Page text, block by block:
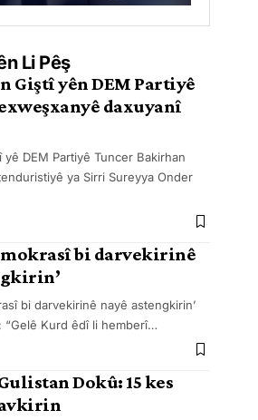
Li Pêş
Giştî yên DEM Partiyê
daxuyanî
DEM Partiyê Tuncer Bakirhan
ya Sirri Sureyya Onder
bi darvekirinê
bi darvekirinê nayê astengkirin’
“Gelê Kurd êdî li hemberî…
Dokû: 15 kes